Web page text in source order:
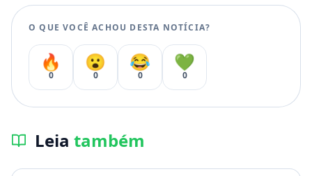
O QUE VOCÊ ACHOU DESTA NOTÍCIA?
🔥
0
😮
0
😂
0
💚
0
Leia também